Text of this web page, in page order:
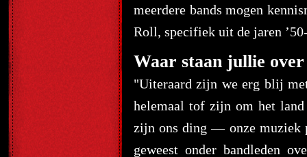
meerdere bands mogen
Roll, specifiek uit de jaren
Waar staan jullie
"Uiteraard zijn we erg blij
helemaal tof zijn om het
zijn ons ding — onze muziek
geweest onder bandleden